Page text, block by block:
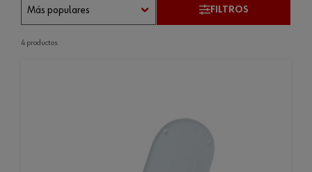
FILTROS
4 productos